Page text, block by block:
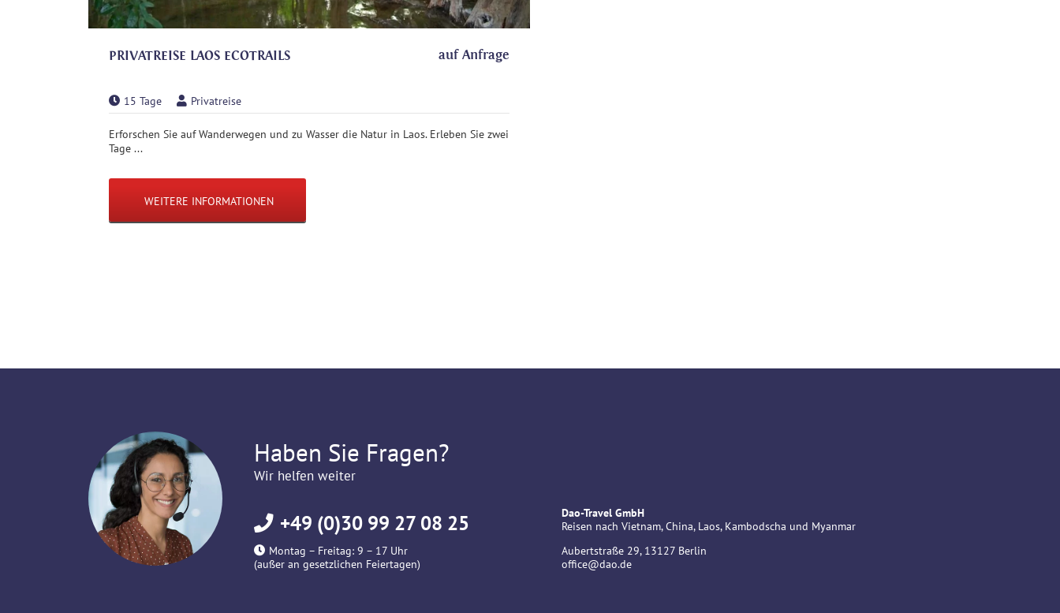
PRIVATREISE LAOS ECOTRAILS auf Anfrage
15 Tage Privatreise
Erforschen Sie auf Wanderwegen und zu Wasser die Natur in Laos. Erleben Sie zwei
Tage ...
WEITERE INFORMATIONEN
Haben Sie Fragen?
Wir helfen weiter
+49 (0)30 99 27 08 25
Montag – Freitag: 9 – 17 Uhr
(außer an gesetzlichen Feiertagen)
Dao-Travel GmbH
Reisen nach Vietnam, China, Laos, Kambodscha und Myanmar
Aubertstraße 29, 13127 Berlin
office@dao.de